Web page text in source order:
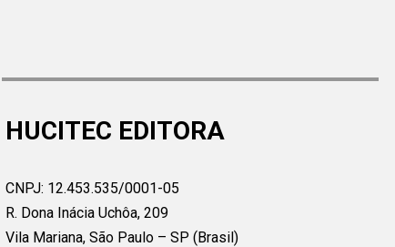
HUCITEC EDITORA
CNPJ: 12.453.535/0001-05
R. Dona Inácia Uchôa, 209
Vila Mariana, São Paulo – SP (Brasil)